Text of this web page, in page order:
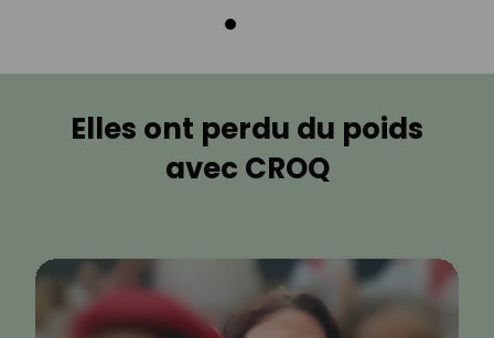
Elles ont perdu du poids
avec CROQ